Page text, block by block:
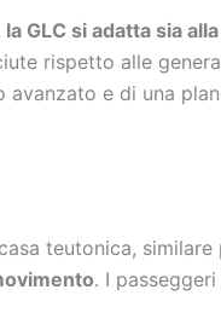
la GLC si adatta sia
rispetto alle
e di una
teutonica,
. I